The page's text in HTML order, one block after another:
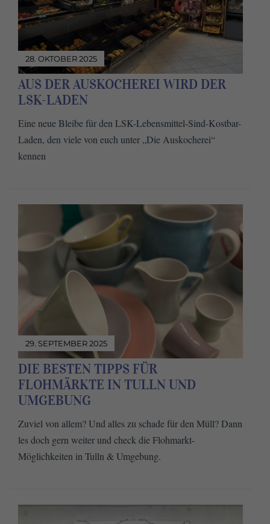
28. OKTOBER 2025
AUS DER AUSKOCHEREI WIRD DER
LSK-LADEN
Eine neue Bleibe für den LSK-Lebensmittel-Sind-Kostbar-
Laden, den viele von euch unter „Die Auskocherei“
kennen
29. SEPTEMBER 2025
DIE BESTEN TIPPS FÜR
FLOHMÄRKTE IN TULLN UND
UMGEBUNG
Zuviel von allem? Und alles zu schade für den Müll? Dann
les doch gern weiter und check die Flohmarkt-
Möglichkeiten in Tulln & Umgebung.